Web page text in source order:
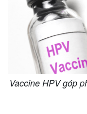
Vaccine HPV góp